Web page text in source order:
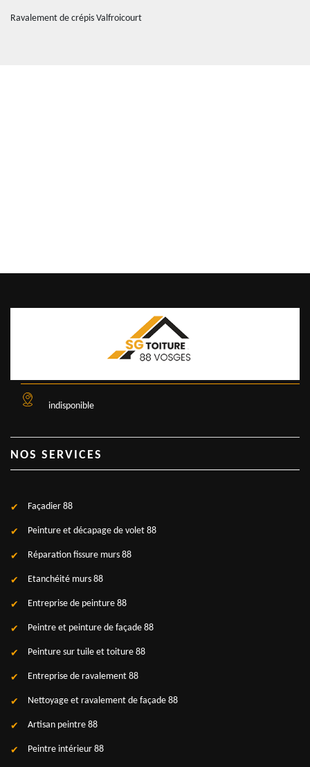
Ravalement de crépis Valfroicourt
indisponible
NOS SERVICES
Façadier 88
Peinture et décapage de volet 88
Réparation fissure murs 88
Etanchéité murs 88
Entreprise de peinture 88
Peintre et peinture de façade 88
Peinture sur tuile et toiture 88
Entreprise de ravalement 88
Nettoyage et ravalement de façade 88
Artisan peintre 88
Peintre intérieur 88